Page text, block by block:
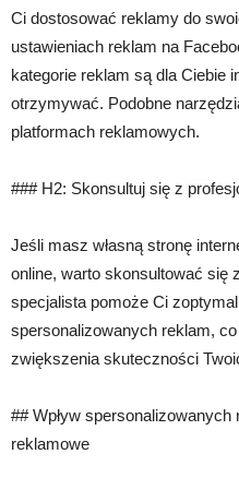
Ci dostosować reklamy do
ustawieniach reklam na
kategorie reklam są dla Ciebie
otrzymywać. Podobne
platformach reklamowych.
### H2: Skonsultuj się z
Jeśli masz własną stronę
online, warto skonsultować się
specjalista pomoże Ci
spersonalizowanych reklam,
zwiększenia skuteczności
## Wpływ
reklamowe